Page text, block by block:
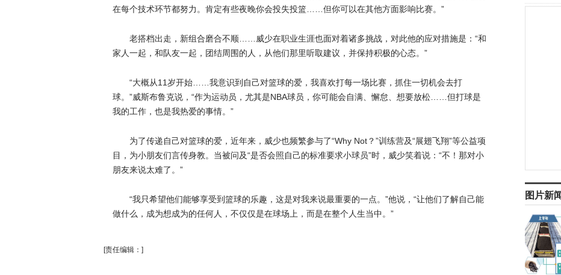
在每个技术环节都努力。肯定有些夜晚你会投失投篮……但你可以在其他方面影响比赛。”
老搭档出走，新组合磨合不顺……威少在职业生涯也面对着诸多挑战，对此他的应对措施是：“和
家人一起，和队友一起，团结周围的人，从他们那里听取建议，并保持积极的心态。”
“大概从11岁开始……我意识到自己对篮球的爱，我喜欢打每一场比赛，抓住一切机会去打
球。”威斯布鲁克说，“作为运动员，尤其是NBA球员，你可能会自满、懈怠、想要放松……但打球是
我的工作，也是我热爱的事情。”
为了传递自己对篮球的爱，近年来，威少也频繁参与了“Why Not？”训练营及“展翅飞翔”等公益项
目，为小朋友们言传身教。当被问及“是否会照自己的标准要求小球员”时，威少笑着说：“不！那对小
朋友来说太难了。”
“我只希望他们能够享受到篮球的乐趣，这是对我来说最重要的一点。”他说，“让他们了解自己能
做什么，成为想成为的任何人，不仅仅是在球场上，而是在整个人生当中。”
[责任编辑：]
图片新